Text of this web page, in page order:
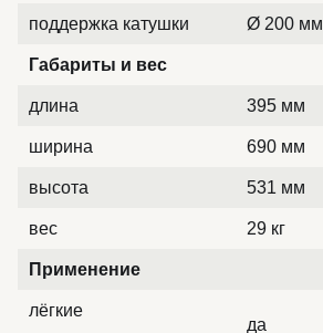
поддержка катушки Ø 200 мм
Габариты и вес
длина 395 мм
ширина 690 мм
высота 531 мм
вес 29 кг
Применение
лёгкие
да